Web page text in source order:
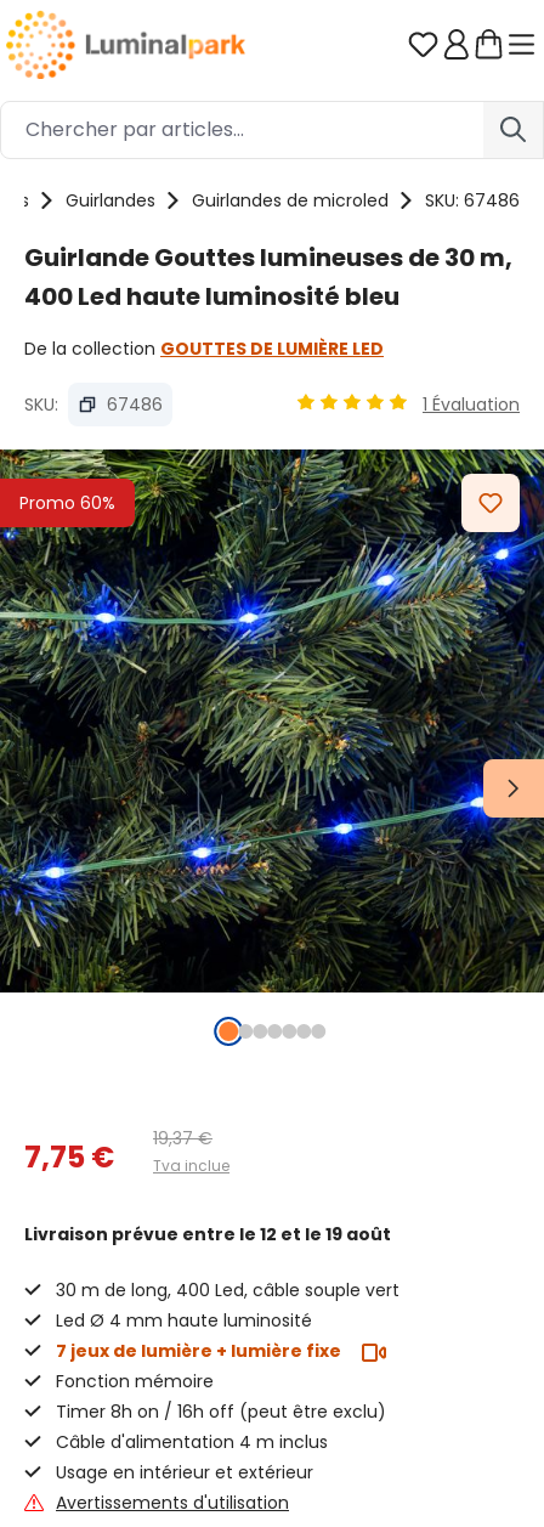
Passer au contenu principal Vous avez
Guirlandes Guirlandes de microled SKU: 67486
Guirlande Gouttes lumineuses de 30 m,
400 Led haute luminosité bleu
De la collection GOUTTES DE LUMIÈRE LED
SKU: 67486 1 Évaluation
Promo 60%
Ignorer la galerie d'images
7,75 € 19,37 €
Tva inclue
Livraison prévue entre le 12 et le 19 août
30 m de long, 400 Led, câble souple vert
Led Ø 4 mm haute luminosité
7 jeux de lumière + lumière fixe
Fonction mémoire
Timer 8h on / 16h off (peut être exclu)
Câble d'alimentation 4 m inclus
Usage en intérieur et extérieur
Avertissements d'utilisation